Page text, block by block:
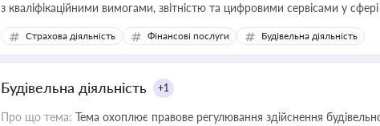
з кваліфікаційними вимогами, звітністю та цифровими сервісами у
медійних змін у цій сфері корисне для власника бізнесу, керівника,
приватизації, оренди державного майна, корпоративних угод і перевірки
Страхова діяльність Фінансові послуги Будівельна діяльність
Будівельна діяльність +1
Про що тема: Тема охоплює правове регулювання здійснення